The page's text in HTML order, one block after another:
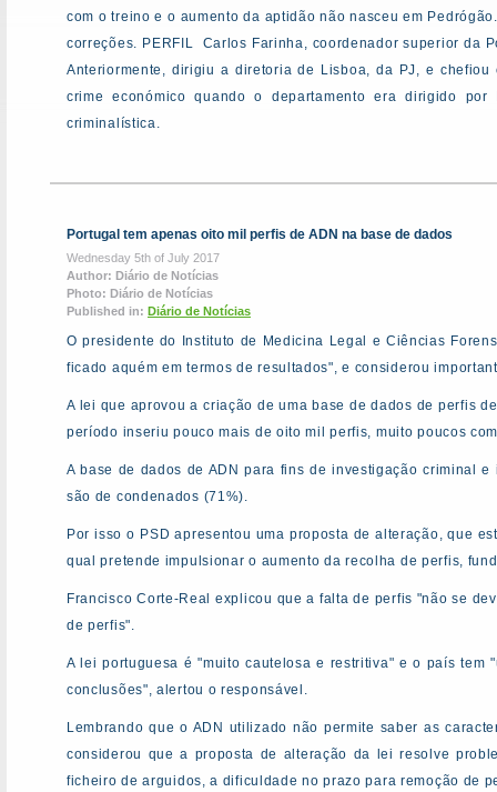
com o treino e o aumento da aptidão não nasceu em
correções. PERFIL Carlos Farinha, coordenador superior da
Anteriormente, dirigiu a diretoria de Lisboa, da PJ, e
crime económico quando o departamento era dirigido
criminalística.
Portugal tem apenas oito mil perfis de ADN na base de dados
Wednesday 5th of July 2017
Author: Diário de Notícias
Photo: Diário de Notícias
Published in: Diário de Notícias
O presidente do Instituto de Medicina Legal e Ciências
ficado aquém em termos de resultados", e considerou
A lei que aprovou a criação de uma base de dados de perfis
período inseriu pouco mais de oito mil perfis, muito poucos
A base de dados de ADN para fins de investigação criminal
são de condenados (71%).
Por isso o PSD apresentou uma proposta de alteração, que
qual pretende impulsionar o aumento da recolha de perfis,
Francisco Corte-Real explicou que a falta de perfis "não se
de perfis".
A lei portuguesa é "muito cautelosa e restritiva" e o país
conclusões", alertou o responsável.
Lembrando que o ADN utilizado não permite saber as
considerou que a proposta de alteração da lei resolve
ficheiro de arguidos, a dificuldade no prazo para remoção de